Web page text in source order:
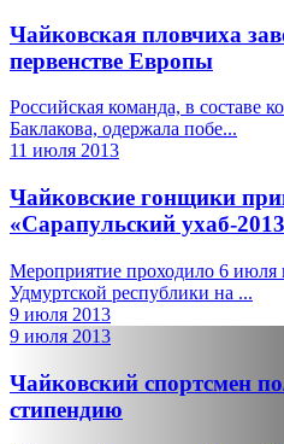
Чайковская пловчиха
первенстве Европы
Российская команда, в составе
Баклакова, одержала побе...
11 июля 2013
Чайковские гонщики
«Сарапульский ухаб-
Мероприятие проходило 6 июля
Удмуртской республики на ...
9 июля 2013
9 июля 2013
Чайковский спортсмен
стипендию